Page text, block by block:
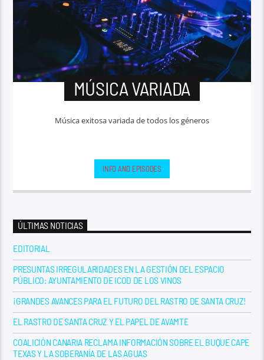
MÚSICA VARIADA
Música exitosa variada de todos los géneros
INFO AND EPISODES
ÚLTIMAS NOTICIAS
EDITORIAL
PRESUNTAS IRREGULARIDADES EN LA GESTIÓN DEL ESPACIO
PÚBLICO: AYUNTAMIENTO DE ICOD DE LOS VINOS
¡GRANDES AVANCES PARA EL FUTURO DEL RASTRO DE SANTA CRUZ!
EL RASTRO DE SANTA CRUZ Y EL PAPEL DE AVAMTE
COALICIÓN CANARIA RECLAMA INFORMACIÓN SOBRE EL BUQUE CAPE
TEXAS Y LA SOBERANÍA DE LAS AGUAS